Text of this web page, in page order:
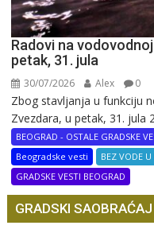
Radovi na
petak, 31. jula
30/07/2026 Alex 0
Zbog stavljanja u funkciju
Zvezdara, u petak, 31. jula
BEOGRAD - OSTALE GRADSKE
Beogradske vesti
BEZ VODE
GRADSKE VESTI BEOGRAD
GRADSKI SAOBRAĆAJ